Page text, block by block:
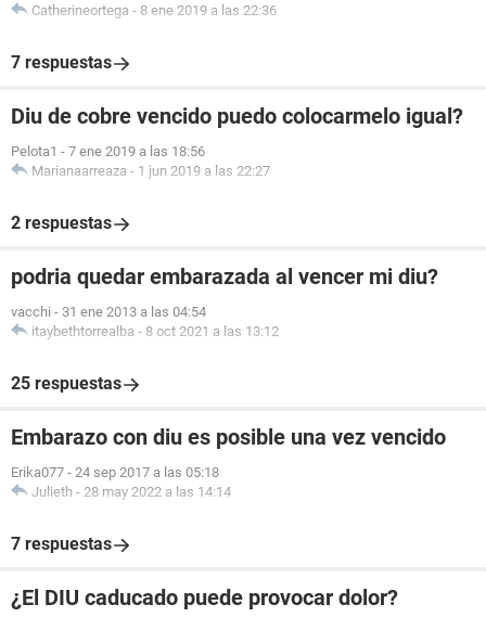
Catherineortega - 8 ene 2019 a las 22:36
7 respuestas
Diu de cobre vencido puedo colocarmelo igual?
Pelota1 - 7 ene 2019 a las 18:56
Marianaarreaza - 1 jun 2019 a las 22:27
2 respuestas
podria quedar embarazada al vencer mi diu?
vacchi - 31 ene 2013 a las 04:54
itaybethtorrealba - 8 oct 2021 a las 13:12
25 respuestas
Embarazo con diu es posible una vez vencido
Erika077 - 24 sep 2017 a las 05:18
Julieth - 28 may 2022 a las 14:14
7 respuestas
¿El DIU caducado puede provocar dolor?